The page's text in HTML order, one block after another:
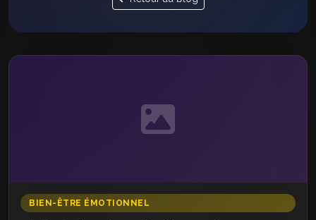
BIEN-ÊTRE ÉMOTIONNEL